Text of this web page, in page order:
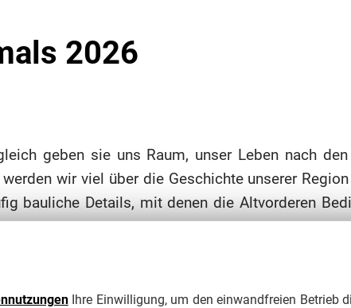
2026
geben sie uns Raum, unser Leben nach
wir viel über die Geschichte unserer
bauliche Details, mit denen die Altvorderen
sondern auch physikalische
die Struktur und die Gestalt der Stadt Zittau
laden wir gemeinsam mit vielen
Ihre Einwilligung, um den einwandfreien Betrieb